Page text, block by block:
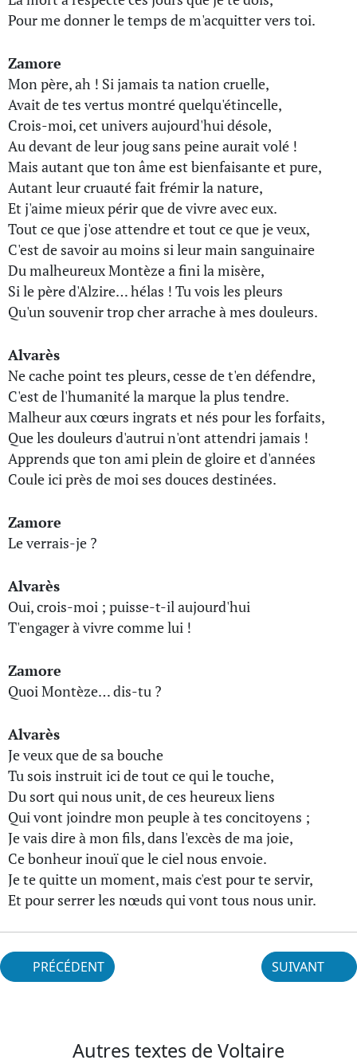
Pour me donner le temps de m'acquitter vers toi.
Zamore
Mon père, ah ! Si jamais ta nation cruelle,
Avait de tes vertus montré quelqu'étincelle,
Crois-moi, cet univers aujourd'hui désole,
Au devant de leur joug sans peine aurait volé !
Mais autant que ton âme est bienfaisante et pure,
Autant leur cruauté fait frémir la nature,
Et j'aime mieux périr que de vivre avec eux.
Tout ce que j'ose attendre et tout ce que je veux,
C'est de savoir au moins si leur main sanguinaire
Du malheureux Montèze a fini la misère,
Si le père d'Alzire… hélas ! Tu vois les pleurs
Qu'un souvenir trop cher arrache à mes douleurs.
Alvarès
Ne cache point tes pleurs, cesse de t'en défendre,
C'est de l'humanité la marque la plus tendre.
Malheur aux cœurs ingrats et nés pour les forfaits,
Que les douleurs d'autrui n'ont attendri jamais !
Apprends que ton ami plein de gloire et d'années
Coule ici près de moi ses douces destinées.
Zamore
Le verrais-je ?
Alvarès
Oui, crois-moi ; puisse-t-il aujourd'hui
T'engager à vivre comme lui !
Zamore
Quoi Montèze… dis-tu ?
Alvarès
Je veux que de sa bouche
Tu sois instruit ici de tout ce qui le touche,
Du sort qui nous unit, de ces heureux liens
Qui vont joindre mon peuple à tes concitoyens ;
Je vais dire à mon fils, dans l'excès de ma joie,
Ce bonheur inouï que le ciel nous envoie.
Je te quitte un moment, mais c'est pour te servir,
Et pour serrer les nœuds qui vont tous nous unir.
PRÉCÉDENT SUIVANT
Autres textes de Voltaire